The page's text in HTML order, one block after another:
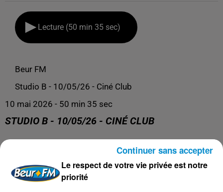
Lecture (50 min 35 sec)
Beur FM
Studio B - 10/05/26 - Ciné Club
10 mai 2026 - 50 min 35 sec
STUDIO B - 10/05/26 - CINÉ CLUB
Le respect de votre vie privée est notre
priorité
Continuer sans accepter